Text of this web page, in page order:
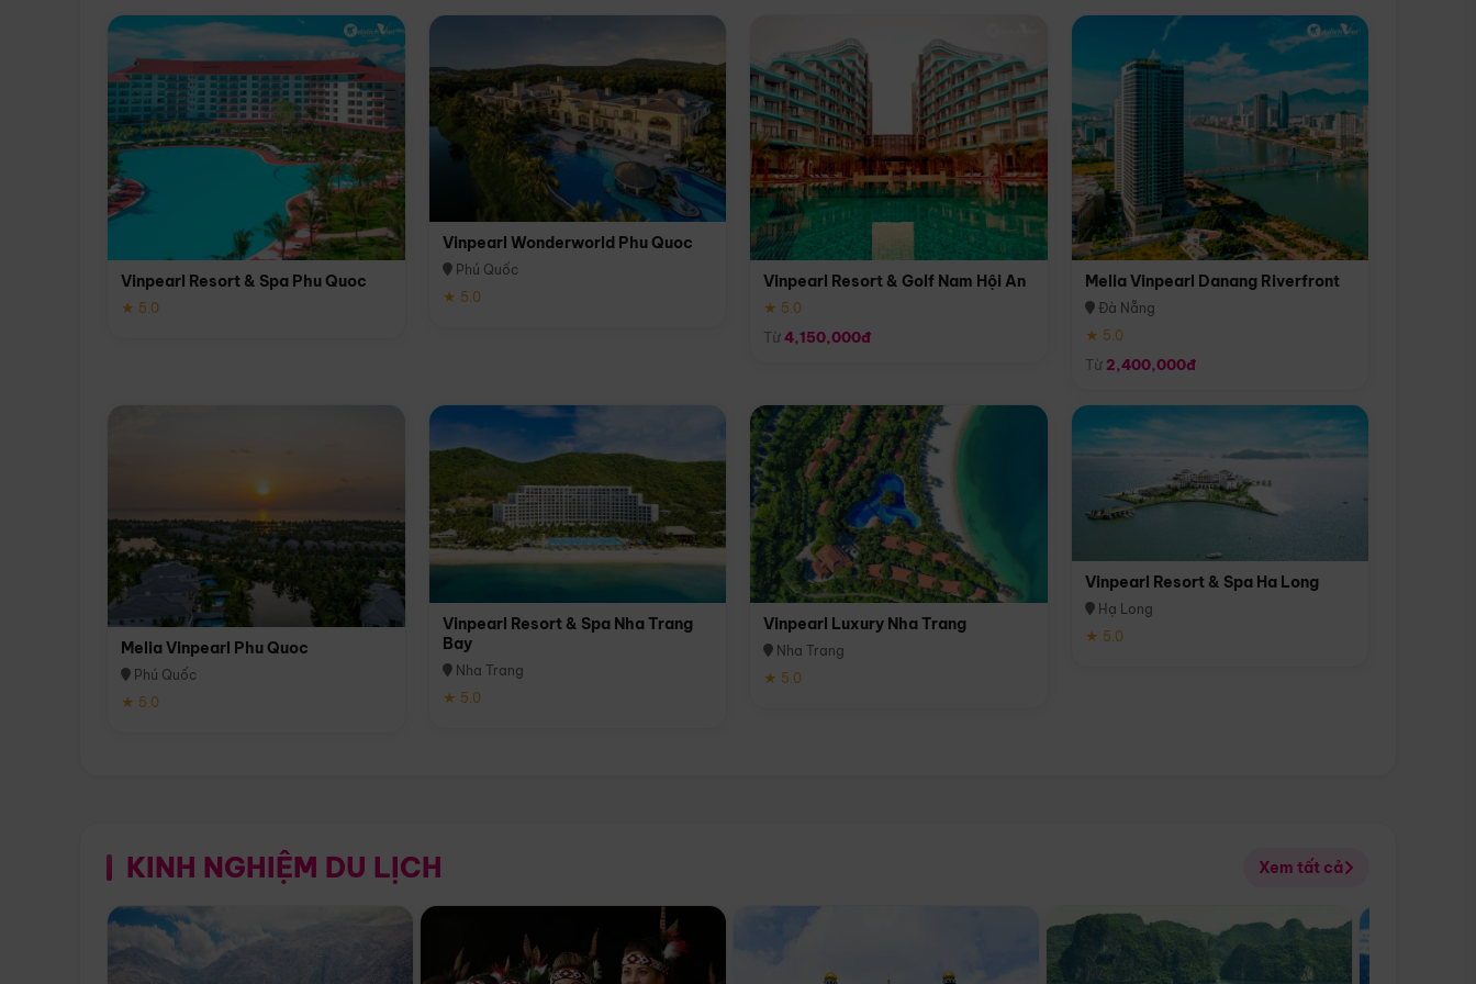
Vinpearl Resort & Spa Phu Quoc
★ 5.0
Vinpearl Wonderworld Phu Quoc
Phú Quốc
★ 5.0
Vinpearl Resort & Golf Nam Hội An
★ 5.0
Từ4,150,000đ
Melia Vinpearl Danang Riverfront
Đà Nẵng
★ 5.0
Từ 2,400,000đ
Melia Vinpearl Phu Quoc
Phú Quốc
★ 5.0
Vinpearl Resort & Spa Nha Trang
Bay
Nha Trang
★ 5.0
Vinpearl Luxury Nha Trang
Nha Trang
★ 5.0
Vinpearl Resort & Spa Ha Long
Hạ Long
★ 5.0
KINH NGHIỆM DU LỊCH Xem tất cả